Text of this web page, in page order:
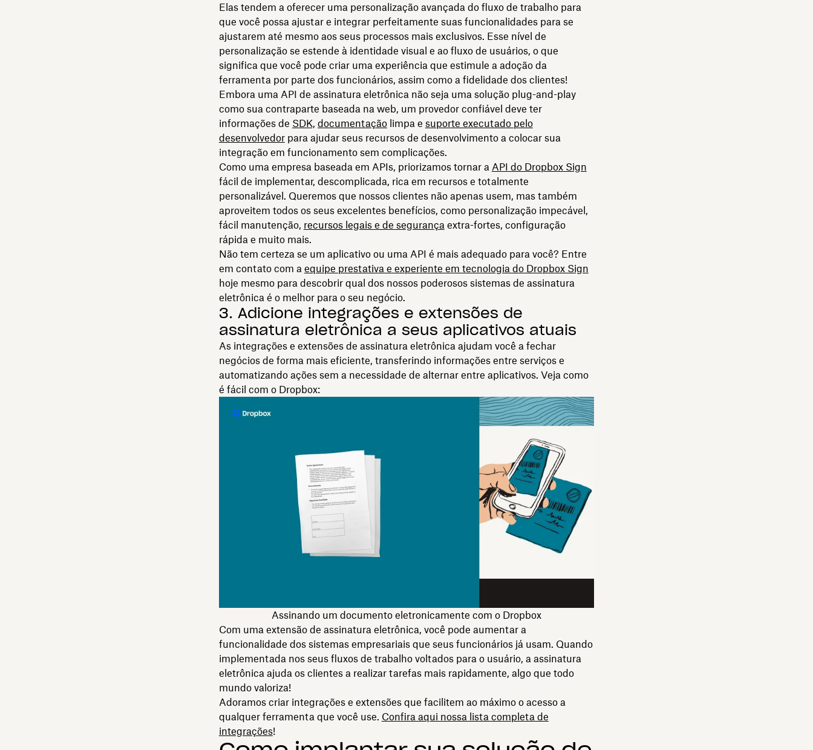
Elas tendem a oferecer uma personalização avançada do fluxo de trabalho para
que você possa ajustar e integrar perfeitamente suas funcionalidades para se
ajustarem até mesmo aos seus processos mais exclusivos. Esse nível de
personalização se estende à identidade visual e ao fluxo de usuários, o que
significa que você pode criar uma experiência que estimule a adoção da
ferramenta por parte dos funcionários, assim como a fidelidade dos clientes!
Embora uma API de assinatura eletrônica não seja uma solução plug-and-play
como sua contraparte baseada na web, um provedor confiável deve ter
informações de SDK, documentaçãolimpa e suporte executado pelo
desenvolvedorpara ajudar seus recursos de desenvolvimento a colocar sua
integração em funcionamento sem complicações.
Como uma empresa baseada em APIs, priorizamos tornar a API do Dropbox Sign
fácil de implementar, descomplicada, rica em recursos e totalmente
personalizável. Queremos que nossos clientes não apenas usem, mas também
aproveitem todos os seus excelentes benefícios, como personalização impecável,
fácil manutenção, recursos legais e de segurançaextra-fortes, configuração
rápida e muito mais.
Não tem certeza se um aplicativo ou uma API é mais adequado para você? Entre
em contato com a equipe prestativa e experiente em tecnologia do Dropbox Sign
hoje mesmo para descobrir qual dos nossos poderosos sistemas de assinatura
eletrônica é o melhor para o seu negócio.
3. Adicione integrações e extensões de
assinatura eletrônica a seus aplicativos atuais
As integrações e extensões de assinatura eletrônica ajudam você a fechar
negócios de forma mais eficiente, transferindo informações entre serviços e
automatizando ações sem a necessidade de alternar entre aplicativos. Veja como
é fácil com o Dropbox:
Assinando um documento eletronicamente com o Dropbox
Com uma extensão de assinatura eletrônica, você pode aumentar a
funcionalidade dos sistemas empresariais que seus funcionários já usam. Quando
implementada nos seus fluxos de trabalho voltados para o usuário, a assinatura
eletrônica ajuda os clientes a realizar tarefas mais rapidamente, algo que todo
mundo valoriza!
Adoramos criar integrações e extensões que facilitem ao máximo o acesso a
qualquer ferramenta que você use. Confira aqui nossa lista completa de
integrações!